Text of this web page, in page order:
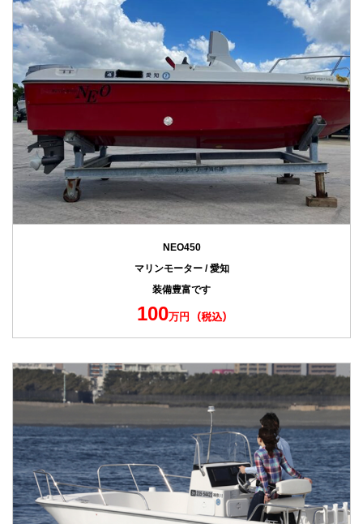
NEO450
マリンモーター / 愛知
装備豊富です
100万円